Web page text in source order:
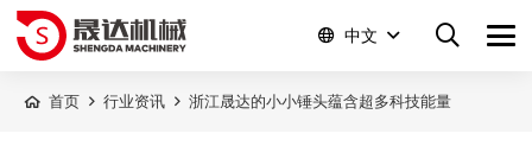
中文
首页 行业资讯 浙江晟达的小小锤头蕴含超多科技能量